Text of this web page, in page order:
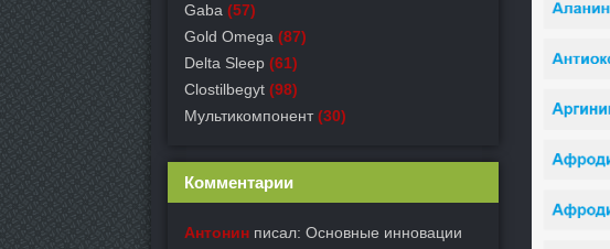
Gaba (57)
Gold Omega (87)
Delta Sleep (61)
Clostilbegyt (98)
Мультикомпонент (30)
Комментарии
Антонин писал: Основные инновации